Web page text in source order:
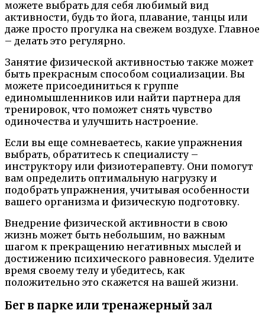
можете выбрать для себя любимый вид
активности, будь то йога, плавание, танцы или
даже просто прогулка на свежем воздухе. Главное
– делать это регулярно.
Занятие физической активностью также может
быть прекрасным способом социализации. Вы
можете присоединиться к группе
единомышленников или найти партнера для
тренировок, что поможет снять чувство
одиночества и улучшить настроение.
Если вы еще сомневаетесь, какие упражнения
выбрать, обратитесь к специалисту –
инструктору или физиотерапевту. Они помогут
вам определить оптимальную нагрузку и
подобрать упражнения, учитывая особенности
вашего организма и физическую подготовку.
Внедрение физической активности в свою
жизнь может быть небольшим, но важным
шагом к прекращению негативных мыслей и
достижению психического равновесия. Уделите
время своему телу и убедитесь, как
положительно это скажется на вашей жизни.
Бег в парке или тренажерный зал